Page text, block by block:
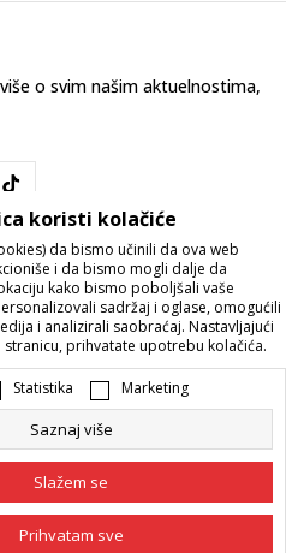
o svim našim aktuelnostima,
u opisu proizvoda, prikazu slika i
da su sve informacije kompletne i
koristi kolačiće
da bismo učinili da ova web
i da bismo mogli dalje da
kako bismo poboljšali vaše
sadržaj i oglase, omogućili
i analizirali saobraćaj. Nastavljajući
prihvatate upotrebu kolačića.
Statistika Marketing
Saznaj više
Slažem se
Prihvatam sve